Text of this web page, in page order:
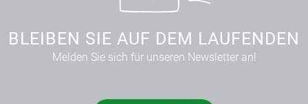
BLEIBEN SIE AUF DEM LAUFENDEN
Melden Sie sich für unseren Newsletter an!